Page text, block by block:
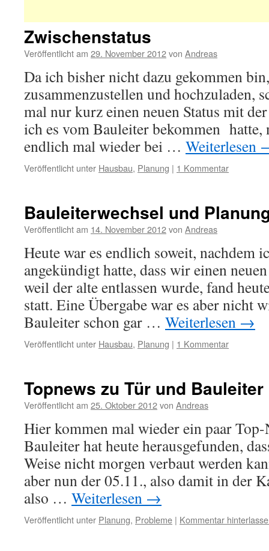
Zwischenstatus
Veröffentlicht am 29. November 2012von Andreas
Da ich bisher nicht dazu gekommen
zusammenzustellen und hochzuladen,
mal nur kurz einen neuen Status mit
ich es vom Bauleiter bekommen hatte,
endlich mal wieder bei … Weiterlesen
Veröffentlicht unter Hausbau, Planung | 1 Kommentar
Bauleiterwechsel und
Veröffentlicht am 14. November 2012von Andreas
Heute war es endlich soweit, nachdem
angekündigt hatte, dass wir einen
weil der alte entlassen wurde, fand
statt. Eine Übergabe war es aber nicht
Bauleiter schon gar … Weiterlesen →
Veröffentlicht unter Hausbau, Planung | 1 Kommentar
Topnews zu Tür und Bauleiter
Veröffentlicht am 25. Oktober 2012von Andreas
Hier kommen mal wieder ein paar Top-
Bauleiter hat heute herausgefunden,
Weise nicht morgen verbaut werden
aber nun der 05.11., also damit in der
also … Weiterlesen →
Veröffentlicht unter Planung, Probleme | Kommentar